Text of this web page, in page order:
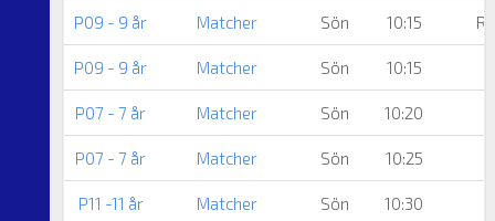
P09 - 9 år Matcher Sön 10:15
P09 - 9 år Matcher Sön 10:15
P07 - 7 år Matcher Sön 10:20
P07 - 7 år Matcher Sön 10:25
P11 -11 år Matcher Sön 10:30